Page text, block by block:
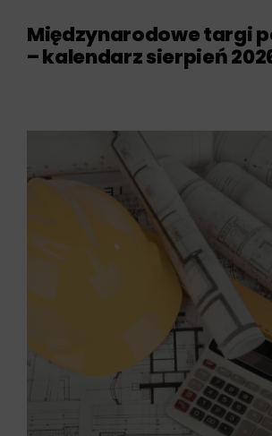
Międzynarodowe targi
– kalendarz sierpień